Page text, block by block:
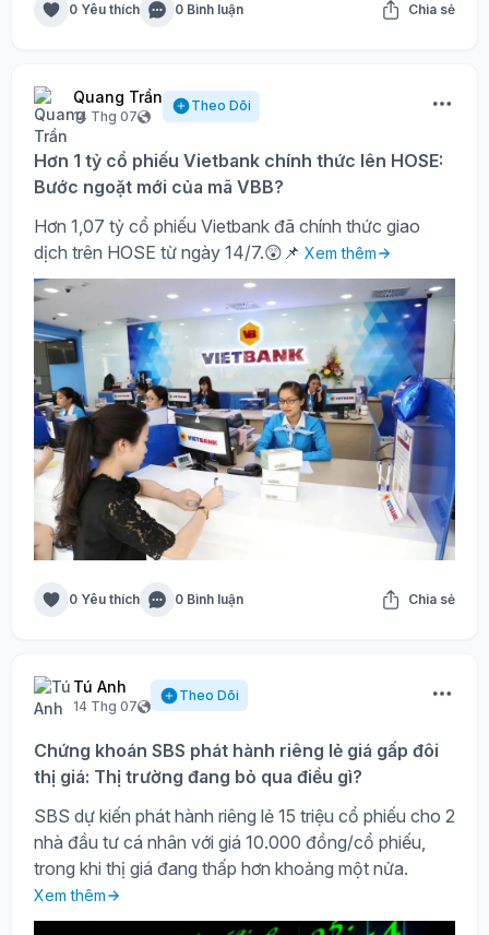
0 Yêu thích 0 Bình luận Chia sẻ
Quang Trần
14 Thg 07
Theo Dõi
Hơn 1 tỷ cổ phiếu Vietbank chính thức lên HOSE:
Bước ngoặt mới của mã VBB?
Hơn 1,07 tỷ cổ phiếu Vietbank đã chính thức giao
dịch trên HOSE từ ngày 14/7.😲📌 Xem thêm
0 Yêu thích 0 Bình luận Chia sẻ
Tú Anh
14 Thg 07
Theo Dõi
Chứng khoán SBS phát hành riêng lẻ giá gấp đôi
thị giá: Thị trường đang bỏ qua điều gì?
SBS dự kiến phát hành riêng lẻ 15 triệu cổ phiếu cho 2
nhà đầu tư cá nhân với giá 10.000 đồng/cổ phiếu,
trong khi thị giá đang thấp hơn khoảng một nửa.
Xem thêm